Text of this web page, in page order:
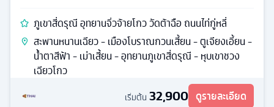
ภูเขาสี่ดรุณี อุทยานจิ่วจ้ายโกว วัดต้าฉือ ถนนไท่กู่หลี่
สะพานหนานเฉียว - เมืองโบราณกวนเสี้ยน - ตูเจียงเอี้ยน -
น้ำตาสีฟ้า - เม่าเสี้ยน - อุทยานภูเขาสี่ดรุณี - หุบเขาชวง
เฉียวโกว
เริ่มต้น 32,900 ดูรายละเอียด